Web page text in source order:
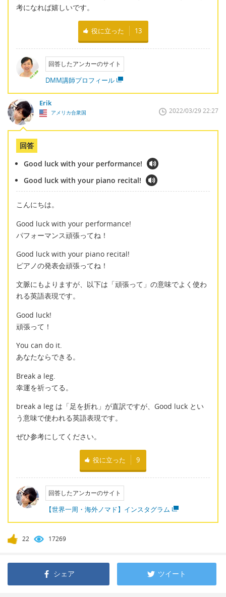
考になれば嬉しいです。
役に立った 13
回答したアンカーのサイト
DMM講師プロフィール
Erik
アメリカ合衆国 2022/03/29 22:27
回答
Good luck with your performance!
Good luck with your piano recital!
こんにちは。
Good luck with your performance!
パフォーマンス頑張ってね！
Good luck with your piano recital!
ピアノの発表会頑張ってね！
文脈にもよりますが、以下は「頑張って」の意味でよく使わ
れる英語表現です。
Good luck!
頑張って！
You can do it.
あなたならできる。
Break a leg.
幸運を祈ってる。
break a leg は「足を折れ」が直訳ですが、Good luck とい
う意味で使われる英語表現です。
ぜひ参考にしてください。
役に立った 9
回答したアンカーのサイト
【世界一周・海外ノマド】インスタグラム
22 17269
シェア ツイート